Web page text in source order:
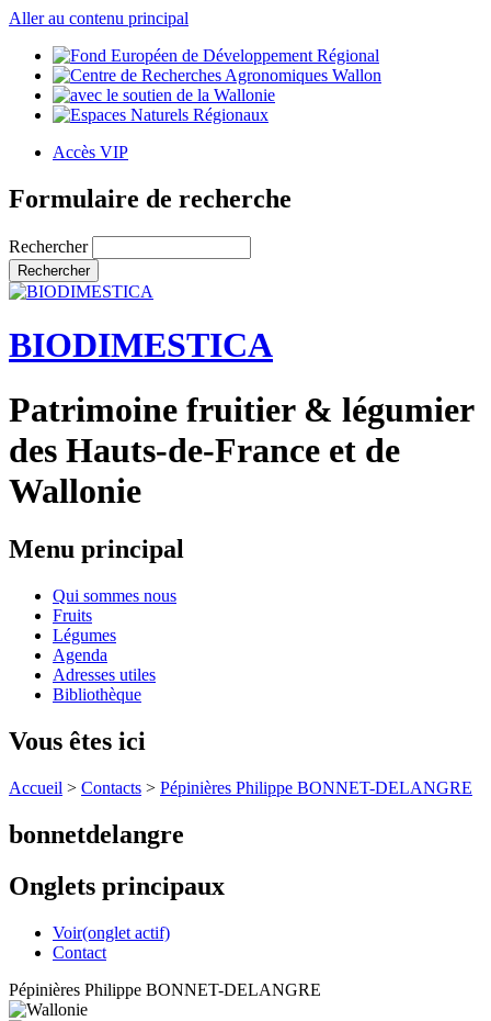
Aller au contenu principal
Accès VIP
Formulaire de recherche
Rechercher
BIODIMESTICA
Patrimoine fruitier & légumier
des Hauts-de-France et de
Wallonie
Menu principal
Qui sommes nous
Fruits
Légumes
Agenda
Adresses utiles
Bibliothèque
Vous êtes ici
Accueil > Contacts > Pépinières Philippe BONNET-DELANGRE
bonnetdelangre
Onglets principaux
Voir(onglet actif)
Contact
Pépinières Philippe BONNET-DELANGRE